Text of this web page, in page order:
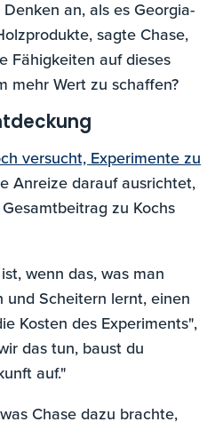
an, als es Georgia-
sagte Chase,
Fähigkeiten auf dieses
mehr Wert zu schaffen?
versucht, Experimente zu
Anreize darauf ausrichtet,
zu Kochs
wenn das, was man
und Scheitern lernt, einen
Kosten des Experiments",
das tun, baust du
auf."
Chase dazu brachte,